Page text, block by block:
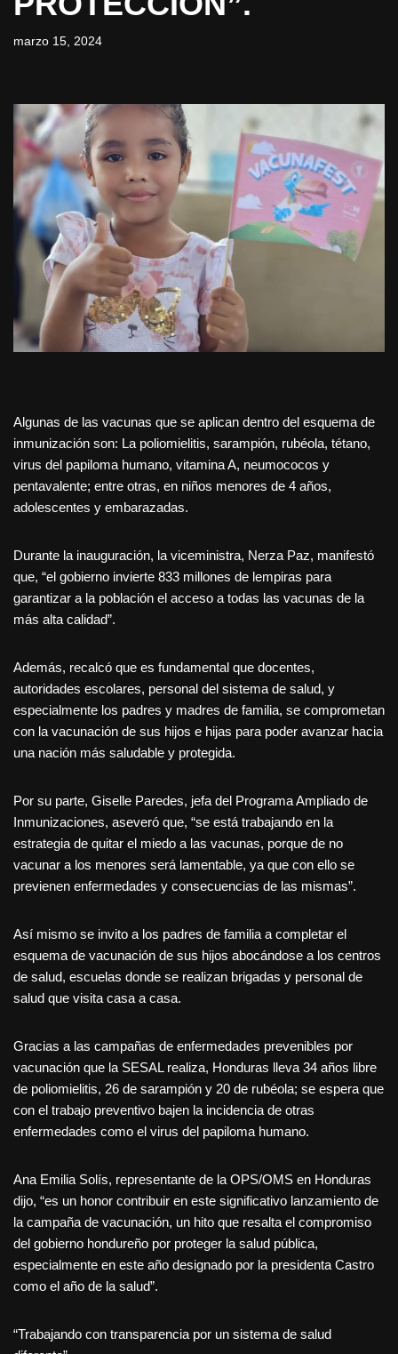
marzo 15, 2024
Algunas de las vacunas que se aplican dentro del esquema de
inmunización son: La poliomielitis, sarampión, rubéola, tétano,
virus del papiloma humano, vitamina A, neumococos y
pentavalente; entre otras, en niños menores de 4 años,
adolescentes y embarazadas.
Durante la inauguración, la viceministra, Nerza Paz, manifestó
que, “el gobierno invierte 833 millones de lempiras para
garantizar a la población el acceso a todas las vacunas de la
más alta calidad”.
Además, recalcó que es fundamental que docentes,
autoridades escolares, personal del sistema de salud, y
especialmente los padres y madres de familia, se comprometan
con la vacunación de sus hijos e hijas para poder avanzar hacia
una nación más saludable y protegida.
Por su parte, Giselle Paredes, jefa del Programa Ampliado de
Inmunizaciones, aseveró que, “se está trabajando en la
estrategia de quitar el miedo a las vacunas, porque de no
vacunar a los menores será lamentable, ya que con ello se
previenen enfermedades y consecuencias de las mismas”.
Así mismo se invito a los padres de familia a completar el
esquema de vacunación de sus hijos abocándose a los centros
de salud, escuelas donde se realizan brigadas y personal de
salud que visita casa a casa.
Gracias a las campañas de enfermedades prevenibles por
vacunación que la SESAL realiza, Honduras lleva 34 años libre
de poliomielitis, 26 de sarampión y 20 de rubéola; se espera que
con el trabajo preventivo bajen la incidencia de otras
enfermedades como el virus del papiloma humano.
Ana Emilia Solís, representante de la OPS/OMS en Honduras
dijo, “es un honor contribuir en este significativo lanzamiento de
la campaña de vacunación, un hito que resalta el compromiso
del gobierno hondureño por proteger la salud pública,
especialmente en este año designado por la presidenta Castro
como el año de la salud”.
“Trabajando con transparencia por un sistema de salud